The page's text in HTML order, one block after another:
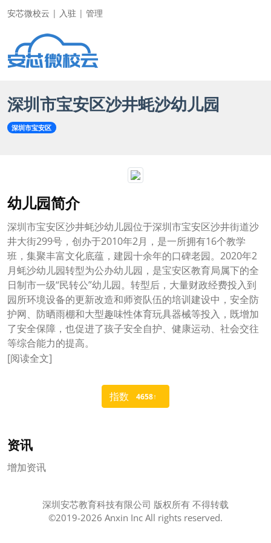
安芯微校云 | 入驻 | 管理
深圳市宝安区沙井蚝沙幼儿园
深圳市宝安区
幼儿园简介
深圳市宝安区沙井蚝沙幼儿园位于深圳市宝安区沙井街道沙
井大街299号，创办于2010年2月，是一所拥有16个教学
班，集聚丰富文化底蕴，建园十余年的口碑老园。2020年2
月蚝沙幼儿园转型为公办幼儿园，是宝安区教育局属下的全
日制市一级“民转公”幼儿园。转型后，大量财政经费投入到
园所环境设备的更新改造和师资队伍的培训建设中，安全防
护网、防晒雨棚和大型趣味性体育玩具器械等投入，既增加
了安全保障，也促进了孩子安全自护、健康运动、社会交往
等综合能力的提高。
[阅读全文]
指数 4658↑
资讯
增加资讯
深圳安芯教育科技有限公司 版权所有 不得转载
©2019-2026 Anxin Inc All rights reserved.